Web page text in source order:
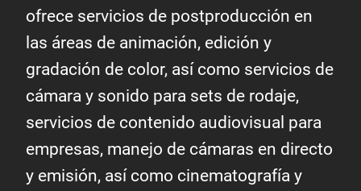
ofrece servicios de postproducción en
las áreas de animación, edición y
gradación de color, así como servicios de
cámara y sonido para sets de rodaje,
servicios de contenido audiovisual para
empresas, manejo de cámaras en directo
y emisión, así como cinematografía y